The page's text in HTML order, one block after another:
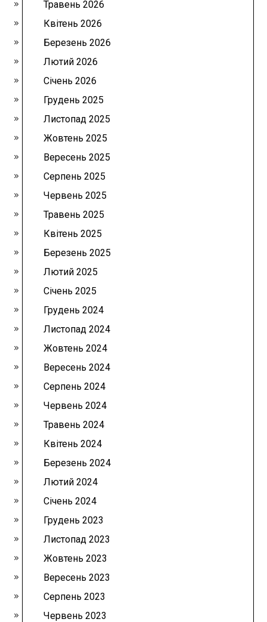
Травень 2026
Квітень 2026
Березень 2026
Лютий 2026
Січень 2026
Грудень 2025
Листопад 2025
Жовтень 2025
Вересень 2025
Серпень 2025
Червень 2025
Травень 2025
Квітень 2025
Березень 2025
Лютий 2025
Січень 2025
Грудень 2024
Листопад 2024
Жовтень 2024
Вересень 2024
Серпень 2024
Червень 2024
Травень 2024
Квітень 2024
Березень 2024
Лютий 2024
Січень 2024
Грудень 2023
Листопад 2023
Жовтень 2023
Вересень 2023
Серпень 2023
Червень 2023